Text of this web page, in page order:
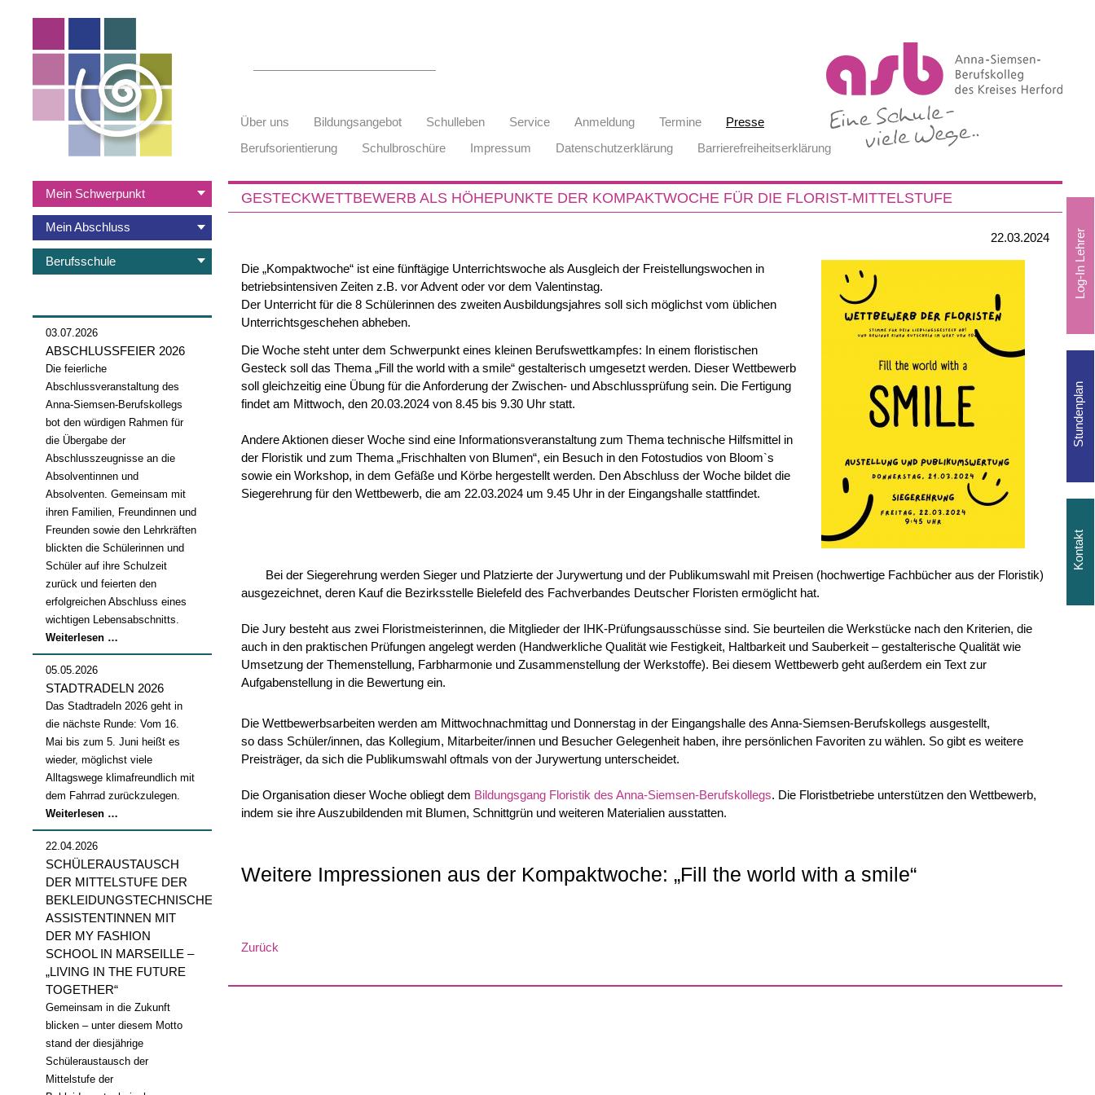
Navigation
Über uns Bildungsangebot Schulleben Service Anmeldung Termine
Presse
Berufsorientierung
Schulbroschüre Impressum Datenschutzerklärung Barrierefreiheitserklärung
GESTECKWETTBEWERB ALS HÖHEPUNKTE DER KOMPAKTWOCHE FÜR DIE FLORIST-MITTELSTUFE
22.03.2024
Die „Kompaktwoche“ ist eine fünftägige Unterrichtswoche als Ausgleich der Freistellungswochen in
betriebsintensiven Zeiten z.B. vor Advent oder vor dem Valentinstag.
Der Unterricht für die 8 Schülerinnen des zweiten Ausbildungsjahres soll sich möglichst vom üblichen
Unterrichtsgeschehen abheben.
Die Woche steht unter dem Schwerpunkt eines kleinen Berufswettkampfes: In einem floristischen
Gesteck soll das Thema „Fill the world with a smile“ gestalterisch umgesetzt werden. Dieser Wettbewerb
soll gleichzeitig eine Übung für die Anforderung der Zwischen- und Abschlussprüfung sein. Die Fertigung
findet am Mittwoch, den 20.03.2024 von 8.45 bis 9.30 Uhr statt.
Andere Aktionen dieser Woche sind eine Informationsveranstaltung zum Thema technische Hilfsmittel in
der Floristik und zum Thema „Frischhalten von Blumen“, ein Besuch in den Fotostudios von Bloom`s
sowie ein Workshop, in dem Gefäße und Körbe hergestellt werden. Den Abschluss der Woche bildet die
Siegerehrung für den Wettbewerb, die am 22.03.2024 um 9.45 Uhr in der Eingangshalle stattfindet.
Bei der Siegerehrung werden Sieger und Platzierte der Jurywertung und der Publikumswahl mit Preisen (hochwertige Fachbücher aus der Floristik)
ausgezeichnet, deren Kauf die Bezirksstelle Bielefeld des Fachverbandes Deutscher Floristen ermöglicht hat.
Die Jury besteht aus zwei Floristmeisterinnen, die Mitglieder der IHK-Prüfungsausschüsse sind. Sie beurteilen die Werkstücke nach den Kriterien, die
auch in den praktischen Prüfungen angelegt werden (Handwerkliche Qualität wie Festigkeit, Haltbarkeit und Sauberkeit – gestalterische Qualität wie
Umsetzung der Themenstellung, Farbharmonie und Zusammenstellung der Werkstoffe). Bei diesem Wettbewerb geht außerdem ein Text zur
Aufgabenstellung in die Bewertung ein.
Die Wettbewerbsarbeiten werden am Mittwochnachmittag und Donnerstag in der Eingangshalle des Anna-Siemsen-Berufskollegs ausgestellt,
so dass Schüler/innen, das Kollegium, Mitarbeiter/innen und Besucher Gelegenheit haben, ihre persönlichen Favoriten zu wählen. So gibt es weitere
Preisträger, da sich die Publikumswahl oftmals von der Jurywertung unterscheidet.
Die Organisation dieser Woche obliegt dem Bildungsgang Floristik des Anna-Siemsen-Berufskollegs. Die Floristbetriebe unterstützen den Wettbewerb,
indem sie ihre Auszubildenden mit Blumen, Schnittgrün und weiteren Materialien ausstatten.
Weitere Impressionen aus der Kompaktwoche: „Fill the world with a smile“
Zurück
Navigation
überspringen
Mein Schwerpunkt
Mein Abschluss
Berufsschule
03.07.2026
ABSCHLUSSFEIER 2026
Die feierliche
Abschlussveranstaltung des
Anna-Siemsen-Berufskollegs
bot den würdigen Rahmen für
die Übergabe der
Abschlusszeugnisse an die
Absolventinnen und
Absolventen. Gemeinsam mit
ihren Familien, Freundinnen und
Freunden sowie den Lehrkräften
blickten die Schülerinnen und
Schüler auf ihre Schulzeit
zurück und feierten den
erfolgreichen Abschluss eines
wichtigen Lebensabschnitts.
Weiterlesen …
2026
05.05.2026
STADTRADELN 2026
Das Stadtradeln 2026 geht in
die nächste Runde: Vom 16.
Mai bis zum 5. Juni heißt es
wieder, möglichst viele
Alltagswege klimafreundlich mit
dem Fahrrad zurückzulegen.
Weiterlesen …
2026
22.04.2026
SCHÜLERAUSTAUSCH
DER MITTELSTUFE DER
BEKLEIDUNGSTECHNISCHEN
ASSISTENTINNEN MIT
DER MY FASHION
SCHOOL IN MARSEILLE –
„LIVING IN THE FUTURE
TOGETHER“
Gemeinsam in die Zukunft
blicken – unter diesem Motto
stand der diesjährige
Schüleraustausch der
Mittelstufe der